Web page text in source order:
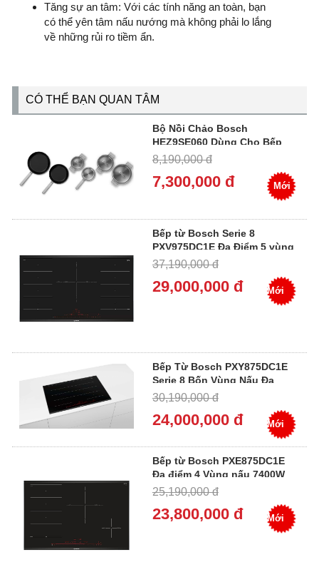
Tăng sự an tâm: Với các tính năng an toàn, bạn
có thể yên tâm nấu nướng mà không phải lo lắng
về những rủi ro tiềm ẩn.
CÓ THỂ BẠN QUAN TÂM
Bộ Nồi Chảo Bosch
HEZ9SE060 Dùng Cho Bếp
Từ, 6 Món Thép Không Gỉ
8,190,000 đ
7,300,000 đ Mới
Bếp từ Bosch Serie 8
PXV975DC1E Đa Điểm 5 vùng
nấu 11100W
37,190,000 đ
29,000,000 đ Mới
Bếp Từ Bosch PXY875DC1E
Serie 8 Bốn Vùng Nấu Đa
Điểm
30,190,000 đ
24,000,000 đ Mới
Bếp từ Bosch PXE875DC1E
Đa điểm 4 Vùng nấu 7400W
Serie 8 - Miễn Phí Giao Hàng,
25,190,000 đ
23,800,000 đ Mới